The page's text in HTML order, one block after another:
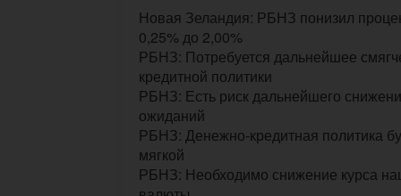
Новая Зеландия: РБНЗ понизил
0,25% до 2,00%
РБНЗ: Потребуется дальнейшее
кредитной политики
РБНЗ: Есть риск дальнейшего
ожиданий
РБНЗ: Денежно-кредитная политика
мягкой
РБНЗ: Необходимо снижение курса